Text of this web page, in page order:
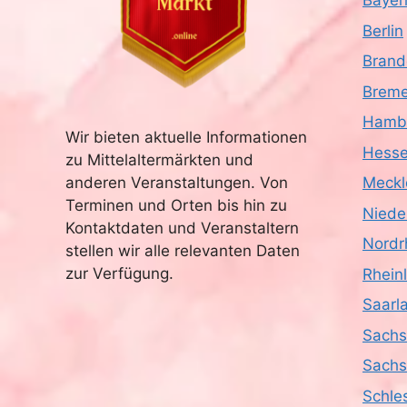
Wir bieten aktuelle Informationen
zu Mittelaltermärkten und
anderen Veranstaltungen. Von
Terminen und Orten bis hin zu
Kontaktdaten und Veranstaltern
stellen wir alle relevanten Daten
zur Verfügung.
Berlin